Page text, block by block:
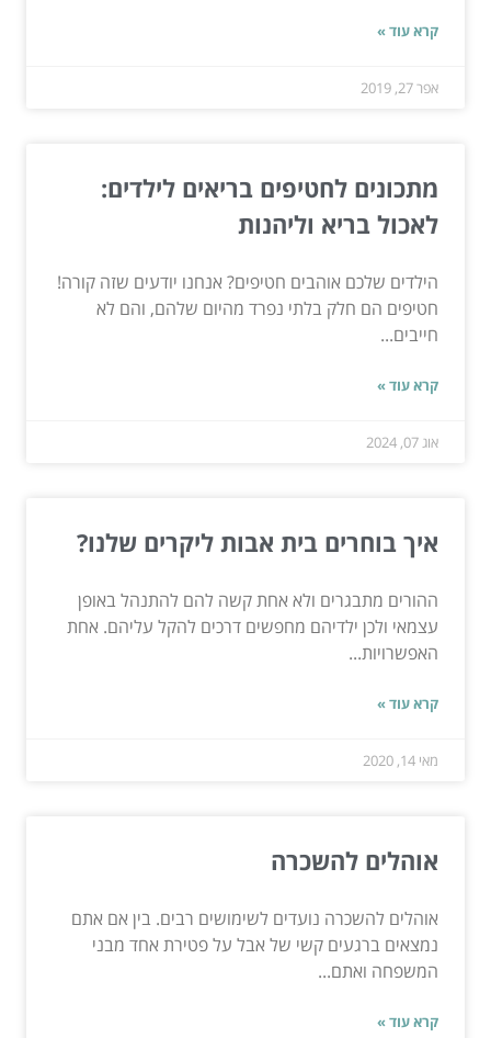
קרא עוד »
אפר 27, 2019
מתכונים לחטיפים בריאים לילדים:
לאכול בריא וליהנות
הילדים שלכם אוהבים חטיפים? אנחנו יודעים שזה קורה!
חטיפים הם חלק בלתי נפרד מהיום שלהם, והם לא
חייבים...
קרא עוד »
אוג 07, 2024
איך בוחרים בית אבות ליקרים שלנו?
ההורים מתבגרים ולא אחת קשה להם להתנהל באופן
עצמאי ולכן ילדיהם מחפשים דרכים להקל עליהם. אחת
האפשרויות...
קרא עוד »
מאי 14, 2020
אוהלים להשכרה
אוהלים להשכרה נועדים לשימושים רבים. בין אם אתם
נמצאים ברגעים קשי של אבל על פטירת אחד מבני
המשפחה ואתם...
קרא עוד »